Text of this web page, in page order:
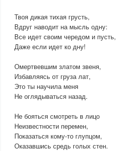
Твоя дикая тихая грусть,
Вдруг наводит на мысль одну:
Все идет своим чередом и пусть,
Даже если идет ко дну!
Омертвевшим златом звеня,
Избавляясь от груза лат,
Это ты научила меня
Не оглядываться назад.
Не бояться смотреть в лицо
Неизвестности перемен,
Показаться кому-то глупцом,
Оказавшись средь голых стен.